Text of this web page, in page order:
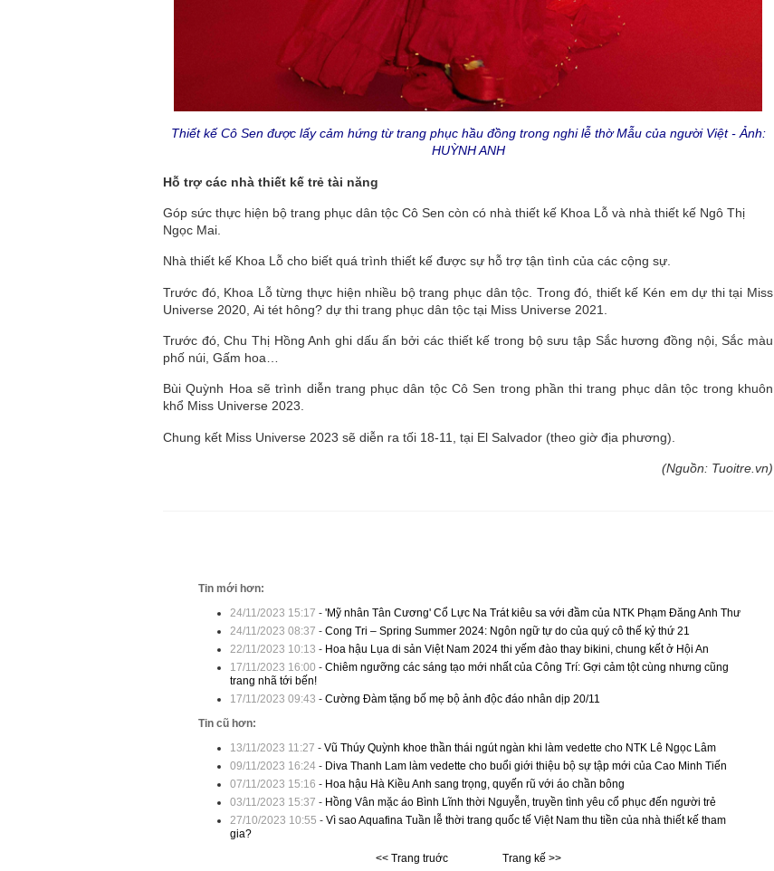
Thiết kế Cô Sen được lấy cảm hứng từ trang phục hầu đồng trong nghi lễ thờ Mẫu của người Việt - Ảnh:
HUỲNH ANH
Hỗ trợ các nhà thiết kế trẻ tài năng
Góp sức thực hiện bộ trang phục dân tộc Cô Sen còn có nhà thiết kế Khoa Lỗ và nhà thiết kế Ngô Thị
Ngọc Mai.
Nhà thiết kế Khoa Lỗ cho biết quá trình thiết kế được sự hỗ trợ tận tình của các cộng sự.
Trước đó, Khoa Lỗ từng thực hiện nhiều bộ trang phục dân tộc. Trong đó, thiết kế Kén em dự thi tại Miss
Universe 2020, Ai tét hông? dự thi trang phục dân tộc tại Miss Universe 2021.
Trước đó, Chu Thị Hồng Anh ghi dấu ấn bởi các thiết kế trong bộ sưu tập Sắc hương đồng nội, Sắc màu
phố núi, Gấm hoa…
Bùi Quỳnh Hoa sẽ trình diễn trang phục dân tộc Cô Sen trong phần thi trang phục dân tộc trong khuôn
khổ Miss Universe 2023.
Chung kết Miss Universe 2023 sẽ diễn ra tối 18-11, tại El Salvador (theo giờ địa phương).
(Nguồn: Tuoitre.vn)
Tin mới hơn:
24/11/2023 15:17 - 'Mỹ nhân Tân Cương' Cổ Lực Na Trát kiêu sa với đầm của NTK Phạm Đăng Anh Thư
24/11/2023 08:37 - Cong Tri – Spring Summer 2024: Ngôn ngữ tự do của quý cô thế kỷ thứ 21
22/11/2023 10:13 - Hoa hậu Lụa di sản Việt Nam 2024 thi yếm đào thay bikini, chung kết ở Hội An
17/11/2023 16:00 - Chiêm ngưỡng các sáng tạo mới nhất của Công Trí: Gợi cảm tột cùng nhưng cũng
trang nhã tới bến!
17/11/2023 09:43 - Cường Đàm tặng bố mẹ bộ ảnh độc đáo nhân dịp 20/11
Tin cũ hơn:
13/11/2023 11:27 - Vũ Thúy Quỳnh khoe thần thái ngút ngàn khi làm vedette cho NTK Lê Ngọc Lâm
09/11/2023 16:24- Diva Thanh Lam làm vedette cho buổi giới thiệu bộ sự tập mới của Cao Minh Tiến
07/11/2023 15:16 - Hoa hậu Hà Kiều Anh sang trọng, quyến rũ với áo chần bông
03/11/2023 15:37 - Hồng Vân mặc áo Bình Lĩnh thời Nguyễn, truyền tình yêu cổ phục đến người trẻ
27/10/2023 10:55 - Vì sao Aquafina Tuần lễ thời trang quốc tế Việt Nam thu tiền của nhà thiết kế tham
gia?
<< Trang truớc
Trang kế >>